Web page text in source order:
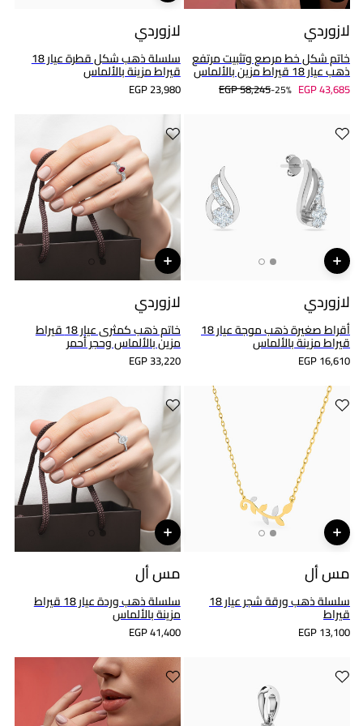
لازوردي
خاتم شكل خط مرصع وتثبيت مرتفع
ذهب عيار 18 قيراط مزين بالألماس
EGP 58,245 25%- EGP 43,685
لازوردي
سلسلة ذهب شكل قطرة عيار 18
قيراط مزينة بالألماس
EGP 23,980
لازوردي
أقراط صغيرة ذهب موجة عيار 18
قيراط مزينة بالألماس
EGP 16,610
لازوردي
خاتم ذهب كمثرى عيار 18 قيراط
مزين بالألماس وحجر أحمر
EGP 33,220
مس أل
سلسلة ذهب ورقة شجر عيار 18
قيراط
EGP 13,100
مس أل
سلسلة ذهب وردة عيار 18 قيراط
مزينة بالألماس
EGP 41,400